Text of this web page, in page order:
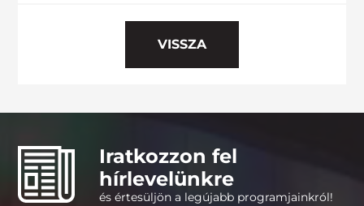
VISSZA
Iratkozzon fel
hírlevelünkre
és értesüljön a legújabb programjainkról!